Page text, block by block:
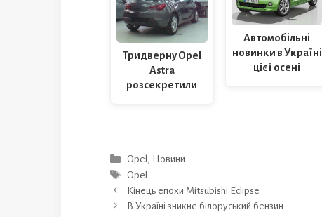
Тридверну Opel
Astra
розсекретили
Автомобільні
новинки в Україні
цієї осені
Категорії
Opel , Новини
Позначки
Opel
Кінець епохи Mitsubishi Eclipse
В Україні зникне білоруський бензин